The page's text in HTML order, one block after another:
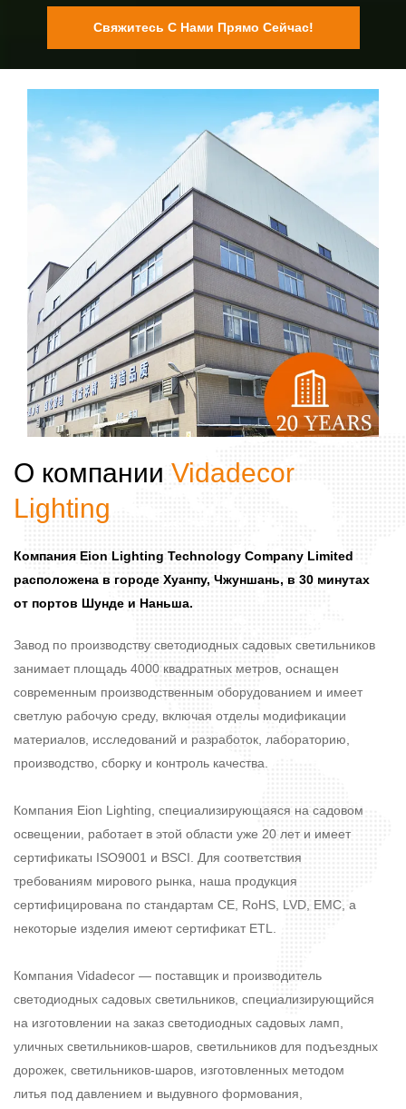
Свяжитесь С Нами Прямо Сейчас!
О компании Vidadecor
Lighting
Компания Eion Lighting Technology Company Limited
расположена в городе Хуанпу, Чжуншань, в 30 минутах
от портов Шунде и Наньша.
Завод по производству светодиодных садовых светильников
занимает площадь 4000 квадратных метров, оснащен
современным производственным оборудованием и имеет
светлую рабочую среду, включая отделы модификации
материалов, исследований и разработок, лабораторию,
производство, сборку и контроль качества.
Компания Eion Lighting, специализирующаяся на садовом
освещении, работает в этой области уже 20 лет и имеет
сертификаты ISO9001 и BSCI. Для соответствия
требованиям мирового рынка, наша продукция
сертифицирована по стандартам CE, RoHS, LVD, EMC, а
некоторые изделия имеют сертификат ETL.
Компания Vidadecor — поставщик и производитель
светодиодных садовых светильников, специализирующийся
на изготовлении на заказ светодиодных садовых ламп,
уличных светильников-шаров, светильников для подъездных
дорожек, светильников-шаров, изготовленных методом
литья под давлением и выдувного формования,